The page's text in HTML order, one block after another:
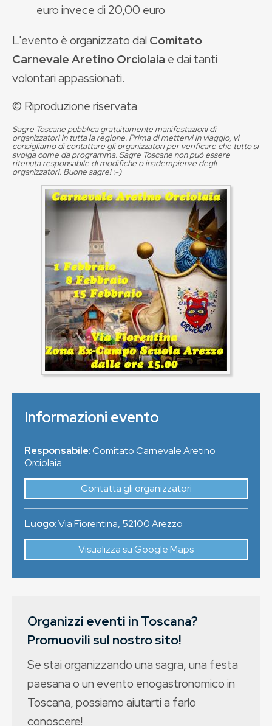
euro invece di 20,00 euro
L'evento è organizzato dal Comitato
Carnevale Aretino Orciolaia e dai tanti
volontari appassionati.
© Riproduzione riservata
Sagre Toscane pubblica gratuitamente manifestazioni di
organizzatori in tutta la regione. Prima di mettervi in viaggio, vi
consigliamo di contattare gli organizzatori per verificare che tutto si
svolga come da programma. Sagre Toscane non può essere
ritenuta responsabile di modifiche o inadempienze degli
organizzatori. Buone sagre! :-)
Informazioni evento
Responsabile: Comitato Carnevale Aretino
Orciolaia
Contatta gli organizzatori
Luogo:Via Fiorentina, 52100Arezzo
Visualizza su Google Maps
Organizzi eventi in Toscana?
Promuovili sul nostro sito!
Se stai organizzando una sagra, una festa
paesana o un evento enogastronomico in
Toscana, possiamo aiutarti a farlo
conoscere!